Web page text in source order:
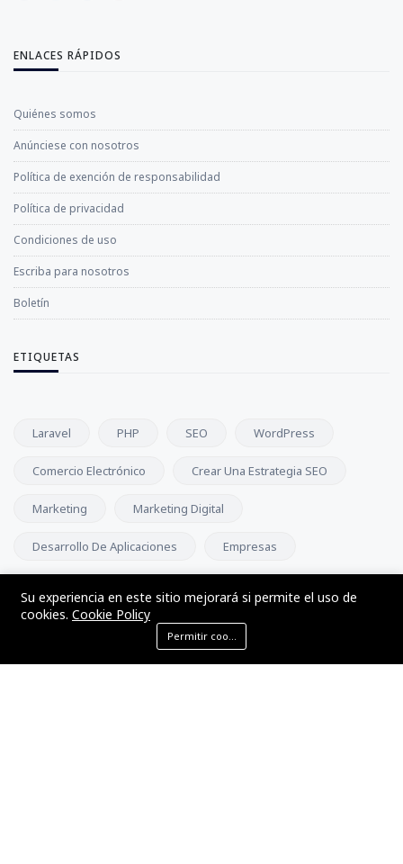
ENLACES RÁPIDOS
Quiénes somos
Anúnciese con nosotros
Política de exención de responsabilidad
Política de privacidad
Condiciones de uso
Escriba para nosotros
Boletín
ETIQUETAS
Laravel PHP SEO WordPress
Comercio Electrónico Crear Una Estrategia SEO
Marketing Marketing Digital
Desarrollo De Aplicaciones Empresas
BOLETÍN
Subscribe to our newsletter and get our newest updates right
Su experiencia en este sitio mejorará si permite el uso de
cookies. Cookie Policy
Permitir cookies